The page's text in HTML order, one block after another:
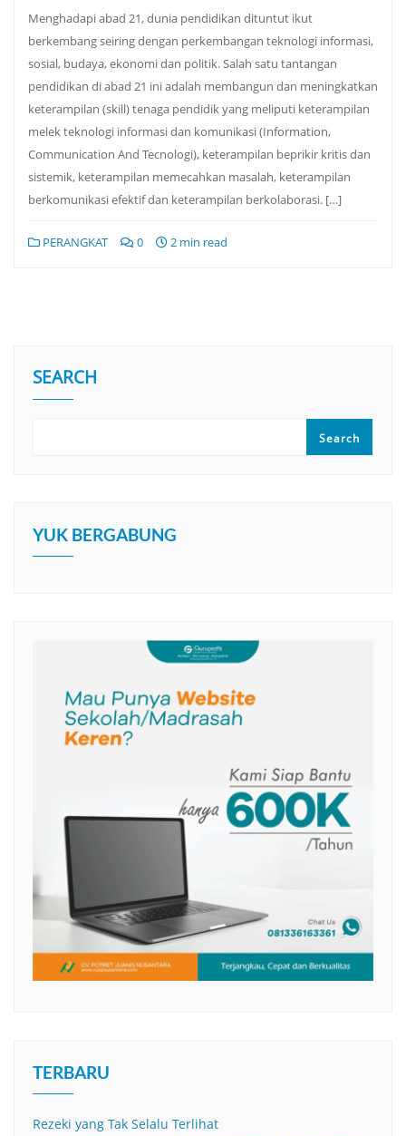
Menghadapi abad 21, dunia pendidikan dituntut ikut
berkembang seiring dengan perkembangan teknologi informasi,
sosial, budaya, ekonomi dan politik. Salah satu tantangan
pendidikan di abad 21 ini adalah membangun dan meningkatkan
keterampilan (skill) tenaga pendidik yang meliputi keterampilan
melek teknologi informasi dan komunikasi (Information,
Communication And Tecnologi), keterampilan beprikir kritis dan
sistemik, keterampilan memecahkan masalah, keterampilan
berkomunikasi efektif dan keterampilan berkolaborasi. […]
PERANGKAT 0 2 min read
SEARCH
Search
YUK BERGABUNG
TERBARU
Rezeki yang Tak Selalu Terlihat